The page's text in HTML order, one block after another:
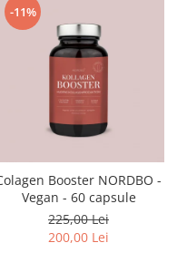
-11%
Booster NORDBO -
Vegan - 60 capsule
225,00 Lei
200,00 Lei